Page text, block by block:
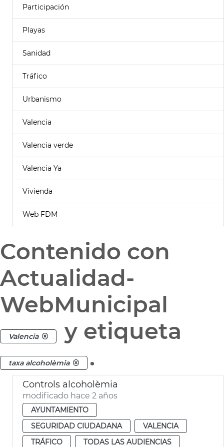
Participación
Playas
Sanidad
Tráfico
Urbanismo
Valencia
Valencia verde
Valencia Ya
Vivienda
Web FDM
Contenido con
Actualidad-
WebMunicipal
Valencia y etiqueta
taxa alcoholèmia .
Controls alcoholèmia
modificado hace 2 años
AYUNTAMIENTO
SEGURIDAD CIUDADANA
VALENCIA
TRÁFICO
TODAS LAS AUDIENCIAS